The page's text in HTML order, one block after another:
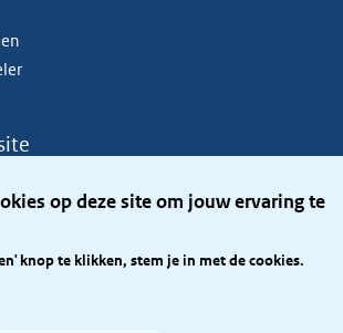
op deze site om jouw ervaring te
knop te klikken, stem je in met de cookies.
openbaar